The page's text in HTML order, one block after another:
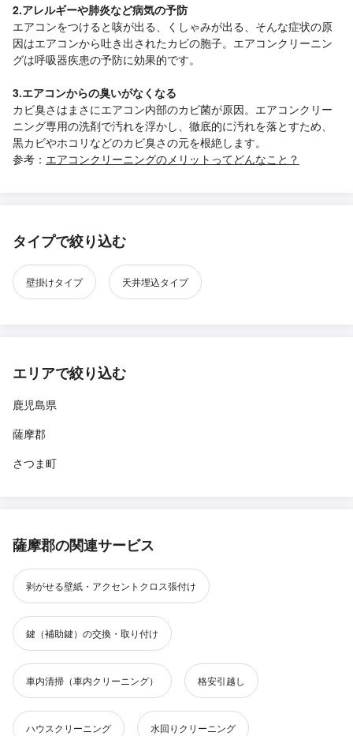
2.アレルギーや肺炎など病気の予防
エアコンをつけると咳が出る、くしゃみが出る、そんな症状の原
因はエアコンから吐き出されたカビの胞子。エアコンクリーニン
グは呼吸器疾患の予防に効果的です。
3.エアコンからの臭いがなくなる
カビ臭さはまさにエアコン内部のカビ菌が原因。エアコンクリー
ニング専用の洗剤で汚れを浮かし、徹底的に汚れを落とすため、
黒カビやホコリなどのカビ臭さの元を根絶します。
参考： エアコンクリーニングのメリットってどんなこと？
タイプで絞り込む
壁掛けタイプ 天井埋込タイプ
エリアで絞り込む
鹿児島県
薩摩郡
さつま町
薩摩郡の関連サービス
剥がせる壁紙・アクセントクロス張付け
鍵（補助鍵）の交換・取り付け
車内清掃（車内クリーニング） 格安引越し
ハウスクリーニング 水回りクリーニング